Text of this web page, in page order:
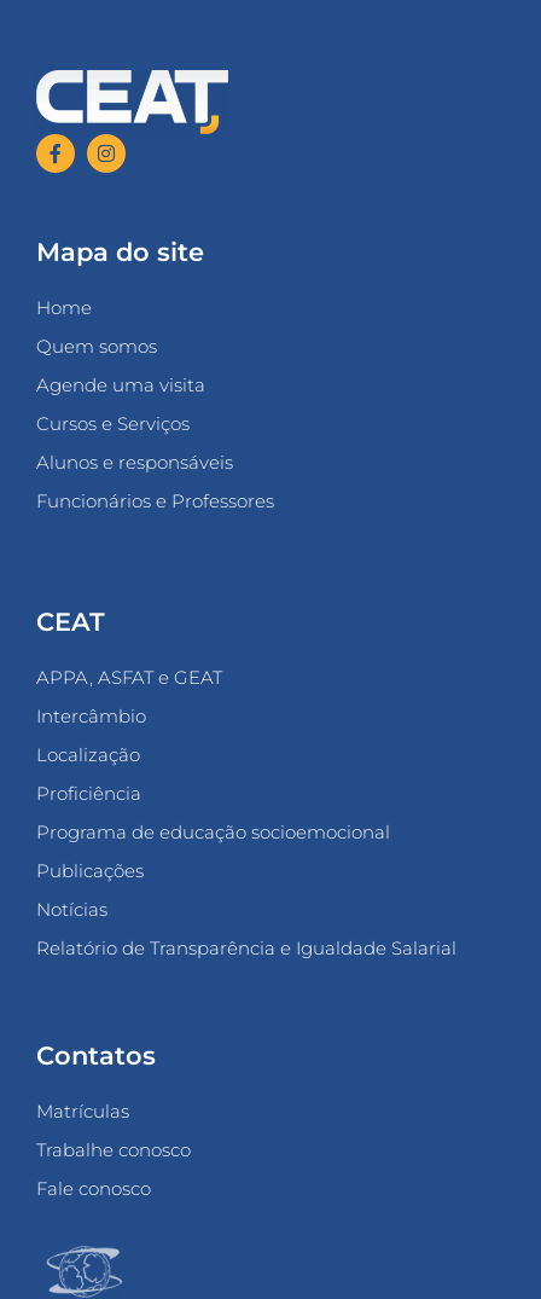
Mapa do site
Home
Quem somos
Agende uma visita
Cursos e Serviços
Alunos e responsáveis
Funcionários e Professores
CEAT
APPA, ASFAT e GEAT
Intercâmbio
Localização
Proficiência
Programa de educação socioemocional
Publicações
Notícias
Relatório de Transparência e Igualdade Salarial
Contatos
Matrículas
Trabalhe conosco
Fale conosco